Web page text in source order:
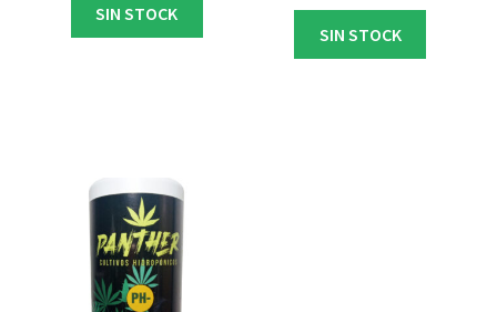
SIN STOCK
SIN STOCK